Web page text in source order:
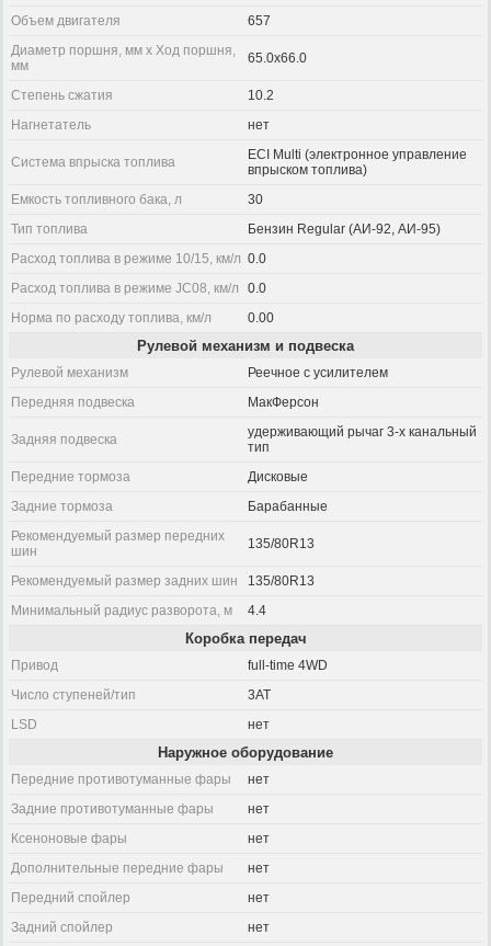
Объем двигателя
657
Диаметр поршня, мм x Ход поршня,
мм
65.0x66.0
Степень сжатия
10.2
Нагнетатель
нет
Система впрыска топлива
ECI Multi (электронное управление
впрыском топлива)
Емкость топливного бака, л
30
Тип топлива
Бензин Regular (АИ-92, АИ-95)
Расход топлива в режиме 10/15, км/л 0.0
Расход топлива в режиме JC08, км/л
0.0
Норма по расходу топлива, км/л
0.00
Рулевой механизм и подвеска
Рулевой механизм
Реечное с усилителем
Передняя подвеска
МакФерсон
Задняя подвеска
удерживающий рычаг 3-х канальный
тип
Передние тормоза
Дисковые
Задние тормоза
Барабанные
Рекомендуемый размер передних
шин
135/80R13
Рекомендуемый размер задних шин
135/80R13
Минимальный радиус разворота, м
4.4
Коробка передач
Привод
full-time 4WD
Число ступеней/тип
3AT
LSD
нет
Наружное оборудование
Передние противотуманные фары
нет
Задние противотуманные фары
нет
Ксеноновые фары
нет
Дополнительные передние фары
нет
Передний спойлер
нет
Задний спойлер
нет